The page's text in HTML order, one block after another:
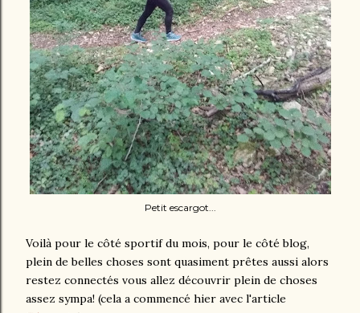
Petit escargot...
Voilà pour le côté sportif du mois, pour le côté blog,
plein de belles choses sont quasiment prêtes aussi alors
restez connectés vous allez découvrir plein de choses
assez sympa! (cela a commencé hier avec l'article